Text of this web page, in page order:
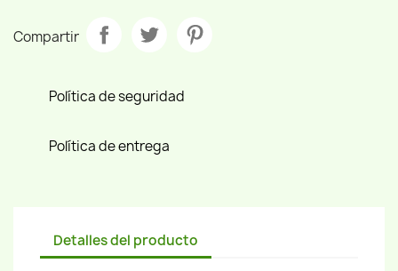
Compartir
Política de seguridad
Política de entrega
Detalles del producto